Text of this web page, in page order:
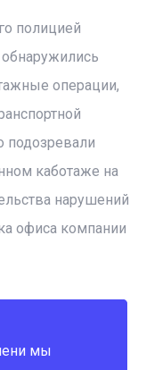
полицией
операции,
подозревали
каботаже на
нарушений
офиса компании
мы